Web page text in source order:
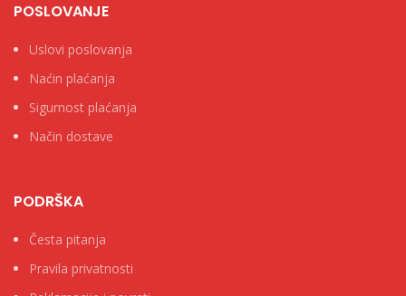
POSLOVANJE
Uslovi poslovanja
Naćin plaćanja
Sigurnost plaćanja
Način dostave
PODRŠKA
Česta pitanja
Pravila privatnosti